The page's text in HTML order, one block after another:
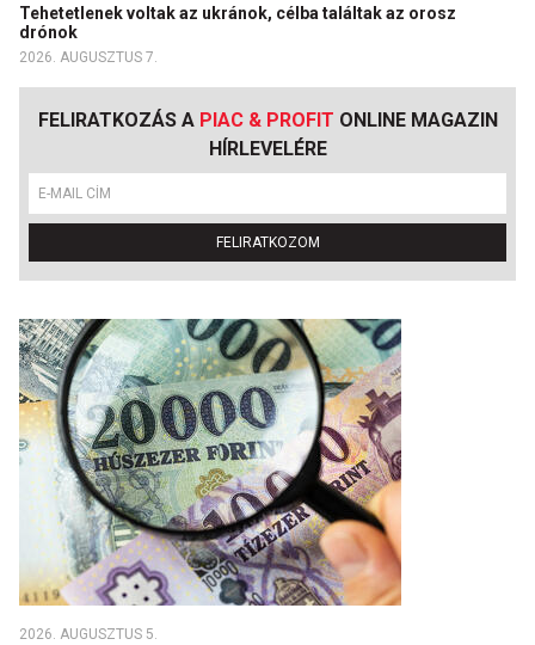
Tehetetlenek voltak az ukránok, célba találtak az orosz
drónok
2026. AUGUSZTUS 7.
FELIRATKOZÁS A PIAC & PROFIT ONLINE MAGAZIN
HÍRLEVELÉRE
FELIRATKOZOM
2026. AUGUSZTUS 5.